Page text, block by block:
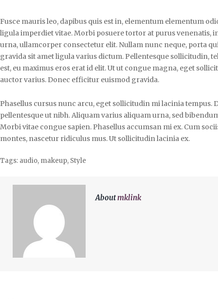
Fusce mauris leo, dapibus quis est in, elementum elementum
ligula imperdiet vitae. Morbi posuere tortor at purus venenatis,
urna, ullamcorper consectetur elit. Nullam nunc neque, porta
gravida sit amet ligula varius dictum. Pellentesque sollicitudin,
est, eu maximus eros erat id elit. Ut ut congue magna, eget
auctor varius. Donec efficitur euismod gravida.
Phasellus cursus nunc arcu, eget sollicitudin mi lacinia tempus.
pellentesque ut nibh. Aliquam varius aliquam urna, sed
Morbi vitae congue sapien. Phasellus accumsan mi ex. Cum
montes, nascetur ridiculus mus. Ut sollicitudin lacinia ex.
Tags: audio, makeup, Style
Aboutmklink